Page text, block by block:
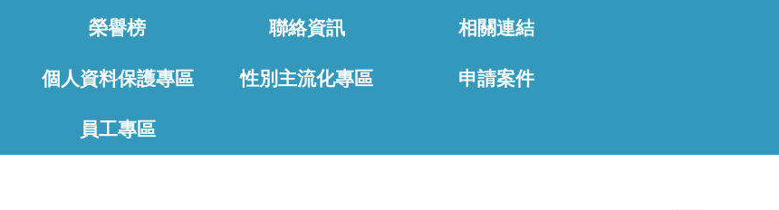
榮譽榜 聯絡資訊 相關連結
個人資料保護專區 性別主流化專區 申請案件
員工專區